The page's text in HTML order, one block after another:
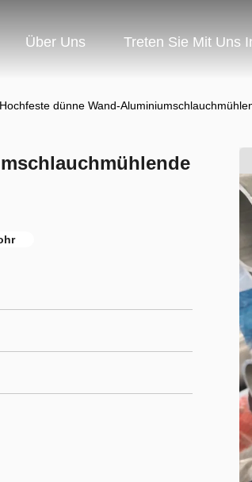
Über Uns Treten Sie Mit Uns
Hochfeste dünne Wand-